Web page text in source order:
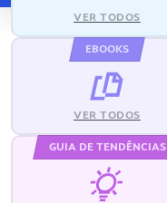
VER TODOS
EBOOKS
VER TODOS
GUIA DE TENDÊNCIAS